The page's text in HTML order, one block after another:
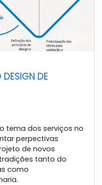
DE
tema dos serviços no
perpectivas
de novos
tanto do
como